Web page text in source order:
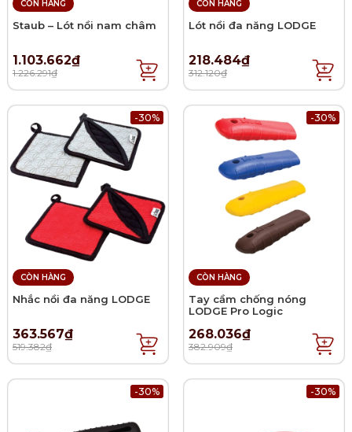
CÒN HÀNG
Staub – Lót nồi nam châm
1.103.662₫
1.226.291₫
CÒN HÀNG
Lót nồi đa năng LODGE
218.484₫
312.120₫
-30%
CÒN HÀNG
Nhắc nồi đa năng LODGE
363.567₫
519.382₫
-30%
CÒN HÀNG
Tay cầm chống nóng
LODGE Pro Logic
268.036₫
382.909₫
-30% -30%